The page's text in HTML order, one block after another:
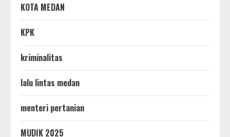
KOTA MEDAN
KPK
kriminalitas
lalu lintas medan
menteri pertanian
MUDIK 2025